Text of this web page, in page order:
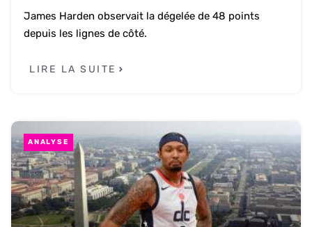
James Harden observait la dégelée de 48 points
depuis les lignes de côté.
LIRE LA SUITE
ANALYSE